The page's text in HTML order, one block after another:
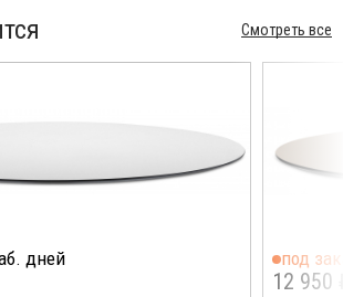
Смотреть все
дней под
12 950